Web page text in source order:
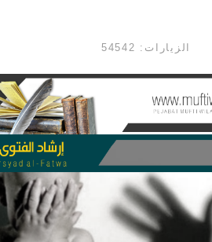
الزيارات: 54542